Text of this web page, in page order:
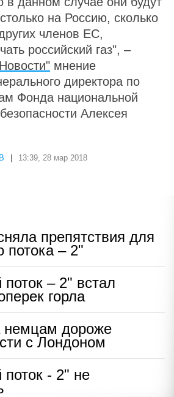
на Россию, сколько
членов ЕС,
российский газ", –
мнение
директора по
Фонда национальной
Алексея
13:39, 28 мар 2018
препятствия для
потока – 2"
– 2" встал
горла
немцам дороже
с Лондоном
- 2" не